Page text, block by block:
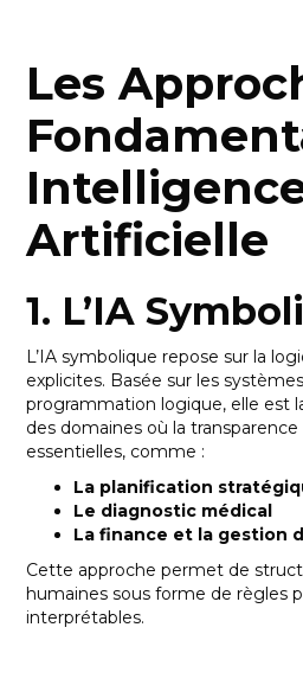
Les
Artificielle
1. L’IA
L’IA symbolique repose sur la
explicites. Basée sur les
programmation logique, elle est
des domaines où la
essentielles, comme :
La planification
Le diagnostic médical
La finance et la gestion
Cette approche permet de
humaines sous forme de règles
interprétables.